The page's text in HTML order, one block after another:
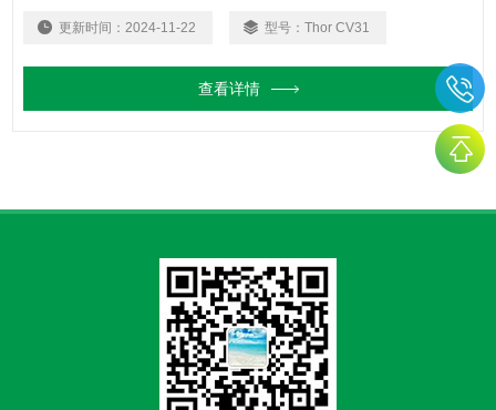
挡驾驶员视线。
更新时间： 2024-11-22 型号： Thor CV31
查看详情